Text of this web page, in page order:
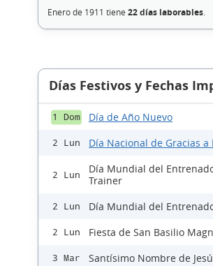
Enero de 1911 tiene 22 días laborables.
Días Festivos y Fechas
1 Dom Día de Año Nuevo
2 Lun Día Nacional de Gracias a
2 Lun
Día Mundial del
Trainer
2 Lun Día Mundial del
2 Lun Fiesta de San Basilio
3 Mar Santísimo Nombre de